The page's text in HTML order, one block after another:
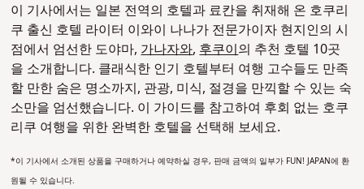
이 기사에서는 일본 전역의 호텔과 료칸을 취재해 온 호쿠리
쿠 출신 호텔 라이터 이와이 나나가 전문가이자 현지인의 시
점에서 엄선한 도야마,가나자와,후쿠이의 추천 호텔 10곳
을 소개합니다. 클래식한 인기 호텔부터 여행 고수들도 만족
할 만한 숨은 명소까지, 관광, 미식, 절경을 만끽할 수 있는 숙
소만을 엄선했습니다. 이 가이드를 참고하여 후회 없는 호쿠
리쿠 여행을 위한 완벽한 호텔을 선택해 보세요.
*이 기사에서 소개된 상품을 구매하거나 예약하실 경우, 판매 금액의 일부가 FUN! JAPAN에 환
원될 수 있습니다.